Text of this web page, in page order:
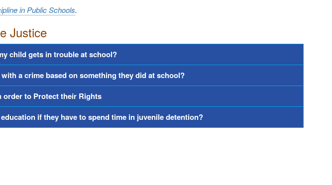
in Public Schools.
Justice
child gets in trouble at school?
a crime based on something they did at school?
to Protect their Rights
if they have to spend time in juvenile detention?